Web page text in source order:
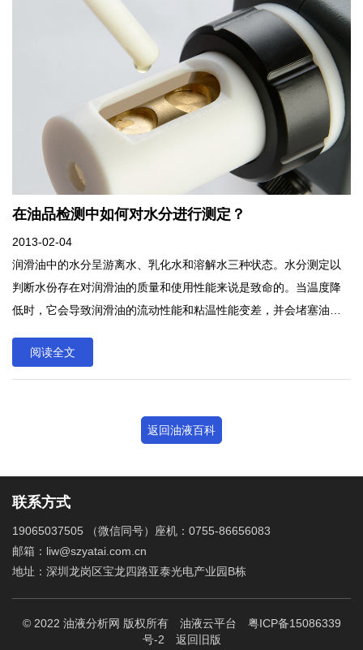
合层流状态的粘度测定公式，同时流动时间过短，读数也易出现误
差，使计算结果偏差太大。在动力粘度及运动粘度测定中，规定
γ40、γ50、γ100粘度测定时，试样在毛细管中流动时间为300±180
秒；在测定γ20液体燃料油粘度时，试样流动时间可减少到60秒；而
在测定0℃及0℃以下高粘度润滑油的粘度时，试样流动时间又可增
加到900秒(15分钟)，其主要目的是限制液体在毛细管中流动的速
度，保证液体在毛细管内为层流状态，若液体流速过快，超过一定
范围，使有规则的层流运动受到破坏，使流体质点交错而又混乱地
向前运动变成紊流，这样就不符合层流状态的粘度测定公式，同时
在油品检测中如何对水分进行测定？
2013-02-04
润滑油中的水分呈游离水、乳化水和溶解水三种状态。水分测定以
判断水份存在对润滑油的质量和使用性能来说是致命的。当温度降
低时，它会导致润滑油的流动性能和粘温性能变差，并会堵塞油路
使油品乳化，进而降低油品的粘度，甚至破坏油膜，是润滑效果降
低。润滑油中的水分呈游离水、乳化水和溶解水三种状态。水分测
度降低时，它会导致润滑油的流动性能和粘温性能变差，并会堵塞
油路和滤清器;当温度升高时，水会汽化而导致油路产生气阻，同时
果降低。
阅读全文
返回油液百科
联系方式
19065037505 （微信同号）座机：0755-86656083
邮箱：liw@szyatai.com.cn
地址：深圳龙岗区宝龙四路亚泰光电产业园B栋
© 2022 油液分析网 版权所有 油液云平台
粤ICP备15086339
号-2
返回旧版